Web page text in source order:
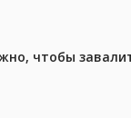
чтобы